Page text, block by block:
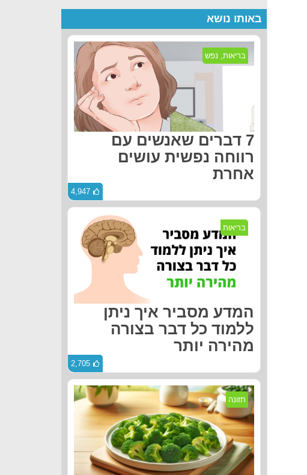
באותו נושא
בריאות, נפש
7 דברים שאנשים עם
רווחה נפשית עושים
אחרת
4,947
בריאות
המדע מסביר איך ניתן
ללמוד כל דבר בצורה
מהירה יותר
2,705
תזונה